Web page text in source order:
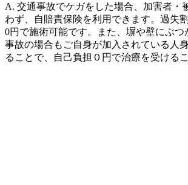
A. 交通事故でケガをした場合、加害者・
わず、自賠責保険を利用できます。過失
0円で施術可能です。また、塀や壁にぶつ
事故の場合もご自身が加入されている人
ることで、自己負担０円で治療を受ける